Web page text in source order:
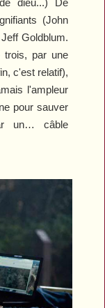
(John
Goldblum.
trois, par une
c'est relatif),
l'ampleur
pour sauver
un… câble